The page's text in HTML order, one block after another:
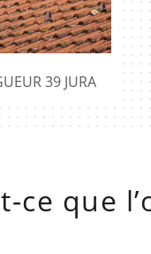
39 JURA
ce que